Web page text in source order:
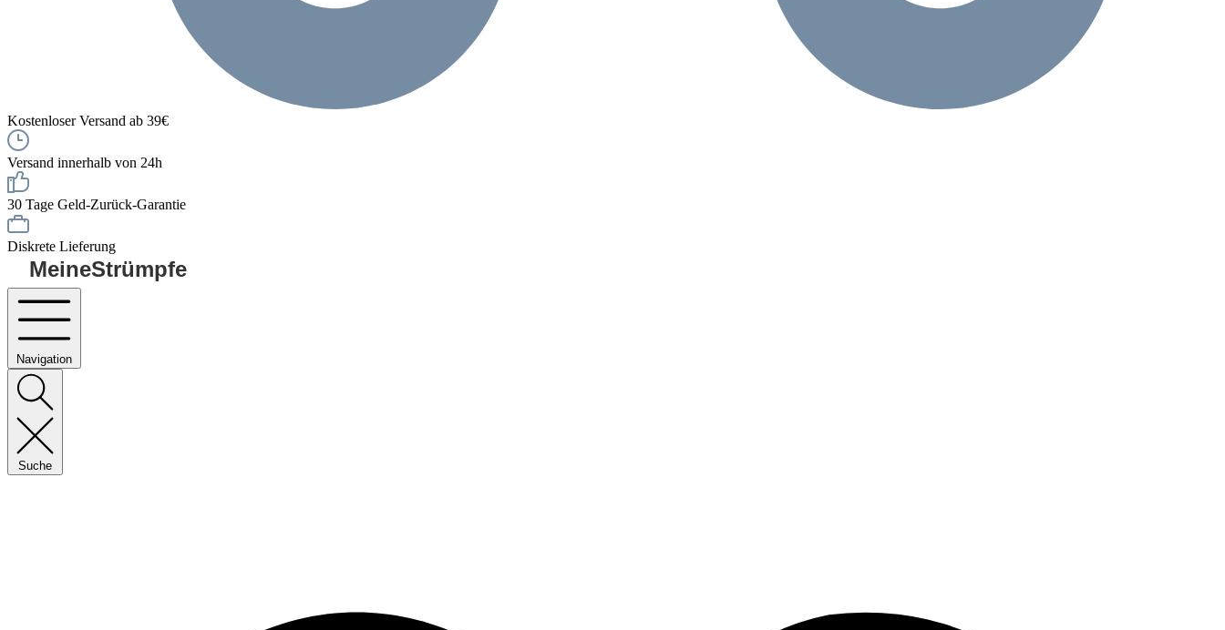
Kostenloser Versand ab 39€
Versand innerhalb von 24h
30 Tage Geld-Zurück-Garantie
Diskrete Lieferung
MeineStrümpfe
Navigation
Suche